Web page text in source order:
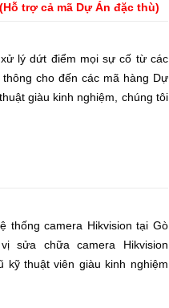
trợ cả mã Dự Án đặc thù)
lý dứt điểm mọi sự cố từ các
cho đến các mã hàng Dự
giàu kinh nghiệm, chúng tôi
ninh của bạn trong thời gian
thống camera Hikvision tại Gò
sửa chữa camera Hikvision
kỹ thuật viên giàu kinh nghiệm
tiến nhất để đem lại giải pháp